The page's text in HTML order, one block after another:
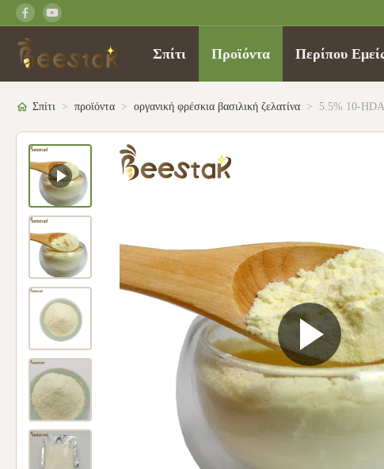
Σπίτι Προϊόντα Περίπου
Σπίτι > προϊόντα > οργανική φρέσκια βασιλική ζελατίνα > 5.5% 10-HDA